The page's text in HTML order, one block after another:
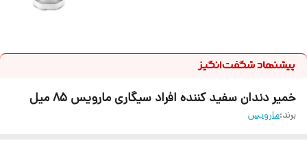
خمیر دندان سفید کننده افراد سیگاری مارویس 85 میل
برند:مارویس